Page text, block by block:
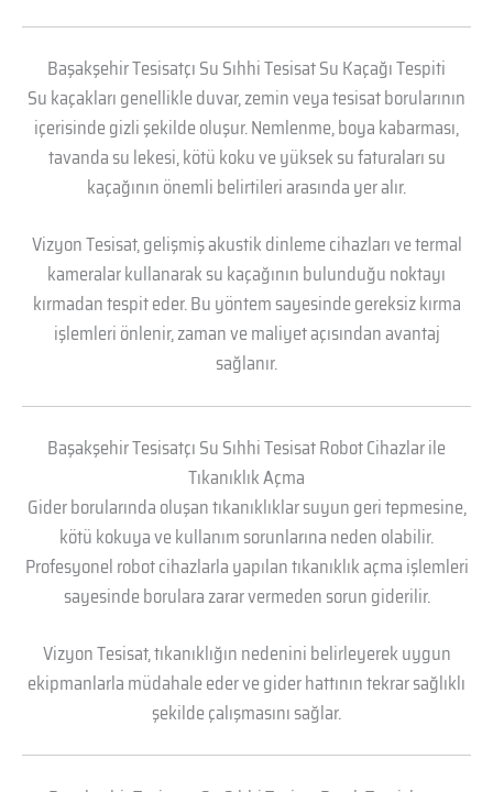
Başakşehir Tesisatçı Su Sıhhi Tesisat Su Kaçağı Tespiti
Su kaçakları genellikle duvar, zemin veya tesisat borularının
içerisinde gizli şekilde oluşur. Nemlenme, boya kabarması,
tavanda su lekesi, kötü koku ve yüksek su faturaları su
kaçağının önemli belirtileri arasında yer alır.
Vizyon Tesisat, gelişmiş akustik dinleme cihazları ve termal
kameralar kullanarak su kaçağının bulunduğu noktayı
kırmadan tespit eder. Bu yöntem sayesinde gereksiz kırma
işlemleri önlenir, zaman ve maliyet açısından avantaj
sağlanır.
Başakşehir Tesisatçı Su Sıhhi Tesisat Robot Cihazlar ile
Tıkanıklık Açma
Gider borularında oluşan tıkanıklıklar suyun geri tepmesine,
kötü kokuya ve kullanım sorunlarına neden olabilir.
Profesyonel robot cihazlarla yapılan tıkanıklık açma işlemleri
sayesinde borulara zarar vermeden sorun giderilir.
Vizyon Tesisat, tıkanıklığın nedenini belirleyerek uygun
ekipmanlarla müdahale eder ve gider hattının tekrar sağlıklı
şekilde çalışmasını sağlar.